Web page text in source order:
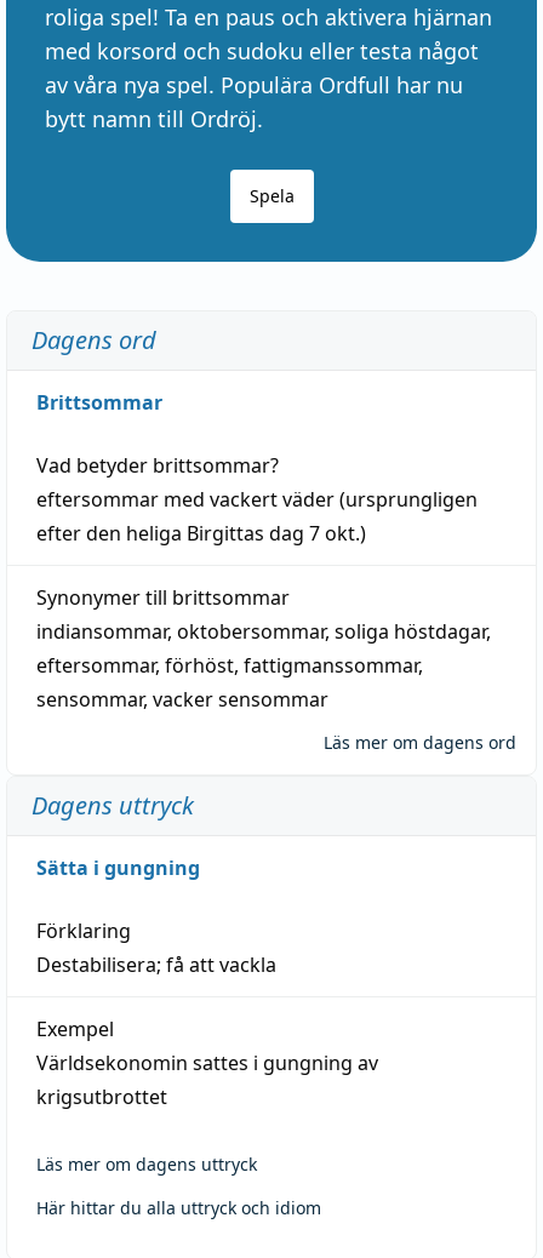
roliga spel! Ta en paus och aktivera hjärnan
med korsord och sudoku eller testa något
av våra nya spel. Populära Ordfull har nu
bytt namn till Ordröj.
Spela
Dagens ord
Brittsommar
Vad betyder brittsommar?
eftersommar med vackertväder(ursprungligen
efter den heliga Birgittas dag 7 okt.)
Synonymer till brittsommar
indiansommar, oktobersommar, soliga höstdagar,
eftersommar, förhöst, fattigmanssommar,
sensommar, vacker sensommar
Läs mer om dagens ord
Dagens uttryck
Sätta i gungning
Förklaring
Destabilisera; få att vackla
Exempel
Världsekonomin sattes i gungning av
krigsutbrottet
Läs mer om dagens uttryck
Här hittar du alla uttryck och idiom